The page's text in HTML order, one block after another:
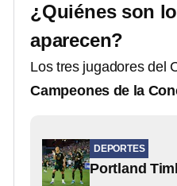
¿Quiénes son
aparecen?
Los tres jugadores del
Campeones de la
DEPORTES
Portland